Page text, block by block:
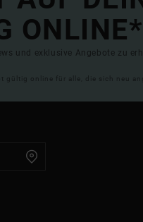
ONLINE*
und exklusive Angebote zu
gültig online für alle, die sich neu